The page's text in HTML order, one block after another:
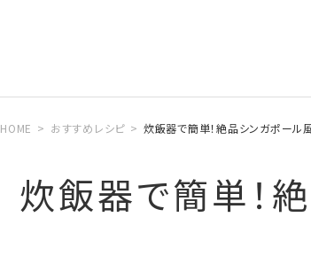
HOME おすすめレシピ 炊飯器で簡単！絶品シンガポール風
炊飯器で簡単！